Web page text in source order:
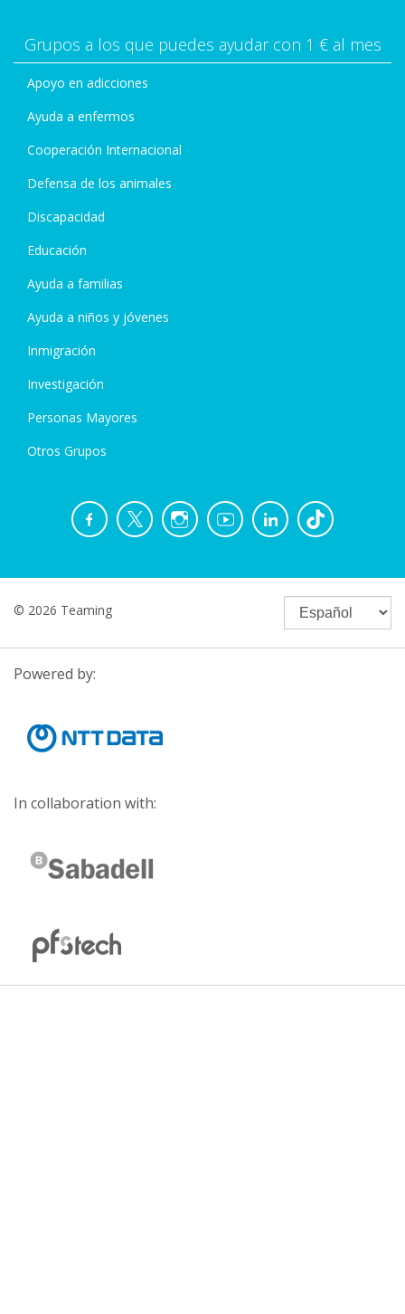
Grupos a los que puedes ayudar con 1 € al mes
Apoyo en adicciones
Ayuda a enfermos
Cooperación Internacional
Defensa de los animales
Discapacidad
Educación
Ayuda a familias
Ayuda a niños y jóvenes
Inmigración
Investigación
Personas Mayores
Otros Grupos
© 2026 Teaming
Powered by:
In collaboration with: